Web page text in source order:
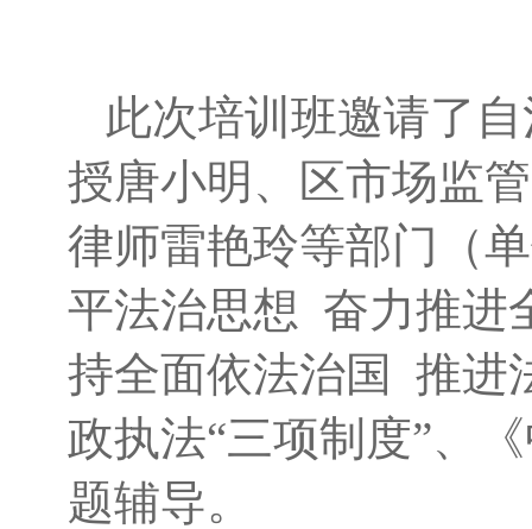
此次培训班邀请了
授唐小明、区市场监
律师雷艳玲等部门（
平法治思想 奋力推进
持全面依法治国
推进
政执法“三项制度”、
题辅导。